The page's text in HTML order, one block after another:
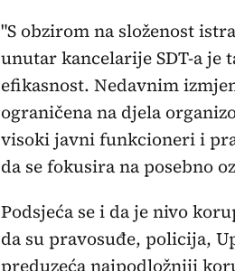
"S obzirom na složenost
unutar kancelarije SDT-a je
efikasnost. Nedavnim
ograničena na djela
visoki javni funkcioneri i
da se fokusira na posebno
Podsjeća se i da je nivo
da su pravosuđe, policija,
preduzeća najpodložniji